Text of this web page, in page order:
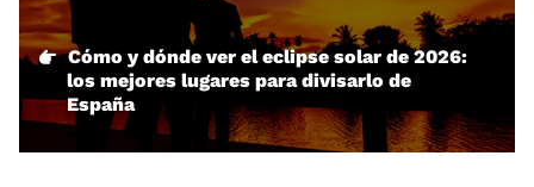
Cómo y dónde ver el eclipse solar de 2026:
los mejores lugares para divisarlo de
España